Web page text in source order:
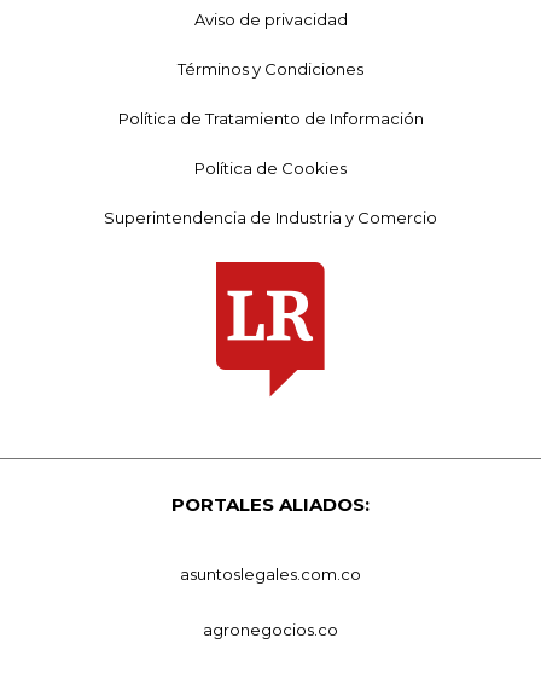
Aviso de privacidad
Términos y Condiciones
Política de Tratamiento de Información
Política de Cookies
Superintendencia de Industria y Comercio
PORTALES ALIADOS:
asuntoslegales.com.co
agronegocios.co